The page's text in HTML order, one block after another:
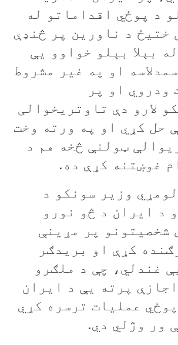
د پوځي اقداماتو له
ختیځ د ناورین پر څنډې
بېلا بېلو خواوو یې
او په غیر مشروط
ودروي او پر
لارو دې تاوتریخوالی
حل کړي او په ورته وخت
ټولنې څخه هم د
غوښتنه کړې ده.
وزیر سونکو د
د ایران د څو نورو
شخصیتونو پر مړینې
کړې او بریدګر
غندلي، چې د ملګرو
پرته يې د ایران
عملیات ترسره کړي
ور وژلي دي.